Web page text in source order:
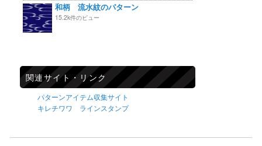
和柄 流水紋のパターン
15.2k件のビュー
関連サイト・リンク
パターンアイテム収集サイト
キレチワワ ラインスタンプ